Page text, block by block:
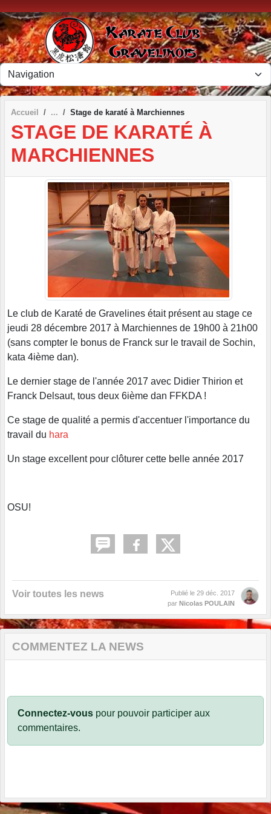
Accueil Stage de karaté à Marchiennes
STAGE DE KARATÉ À
MARCHIENNES
Le club de Karaté de Gravelines était présent au stage ce
jeudi 28 décembre 2017 à Marchiennes de 19h00 à 21h00
(sans compter le bonus de Franck sur le travail de Sochin,
kata 4ième dan).
Le dernier stage de l'année 2017 avec Didier Thirion et
Franck Delsaut, tous deux 6ième dan FFKDA !
Ce stage de qualité a permis d'accentuer l'importance du
travail du hara
Un stage excellent pour clôturer cette belle année 2017
OSU!
Voir toutes les news Publié le 29 déc. 2017
par Nicolas POULAIN
COMMENTEZ LA NEWS
Connectez-vous pour pouvoir participer aux
commentaires.